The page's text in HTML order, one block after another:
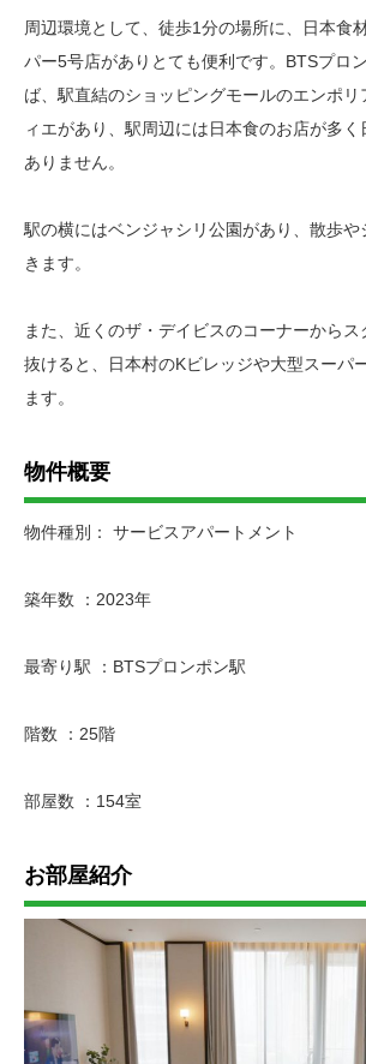
周辺環境として、徒歩1分の場所に、日本食
パー5号店がありとても便利です。BTSプロ
ば、駅直結のショッピングモールのエンポリ
ィエがあり、駅周辺には日本食のお店が多
ありません。
駅の横にはベンジャシリ公園があり、散歩
きます。
また、近くのザ・デイビスのコーナーから
抜けると、日本村のKビレッジや大型スーパ
ます。
物件概要
物件種別： サービスアパートメント
築年数 ：2023年
最寄り駅 ：BTSプロンポン駅
階数 ：25階
部屋数 ：154室
お部屋紹介